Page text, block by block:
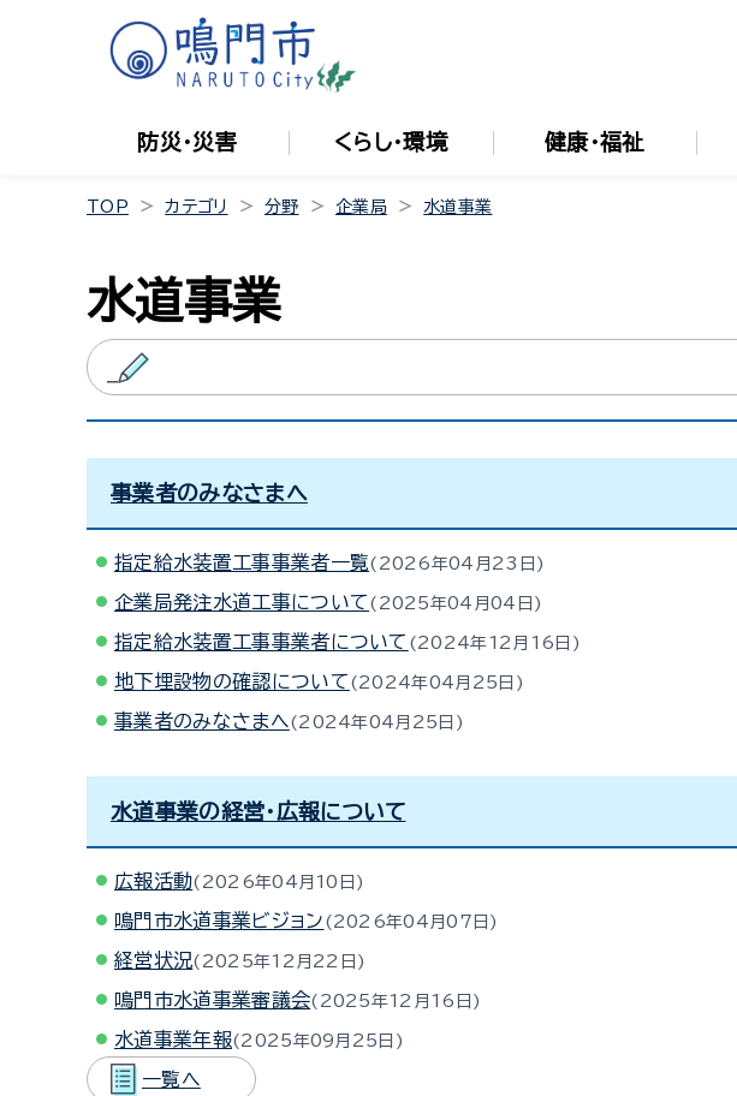
防災・災害 くらし・環境 健康・福祉
TOP カテゴリ 分野 企業局 水道事業
水道事業
事業者のみなさまへ
指定給水装置工事事業者一覧 2026年04月23日
企業局発注水道工事について 2025年04月04日
指定給水装置工事事業者について 2024年12月16日
地下埋設物の確認について 2024年04月25日
事業者のみなさまへ 2024年04月25日
水道事業の経営・広報について
広報活動 2026年04月10日
鳴門市水道事業ビジョン 2026年04月07日
経営状況 2025年12月22日
鳴門市水道事業審議会 2025年12月16日
水道事業年報 2025年09月25日
一覧へ